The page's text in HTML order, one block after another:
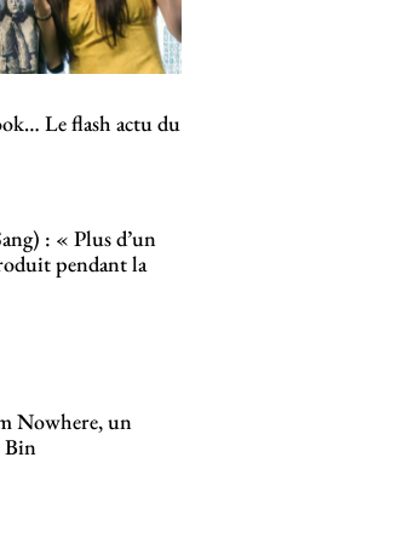
Le flash actu du
: « Plus d’un
pendant la
Nowhere, un
Bin